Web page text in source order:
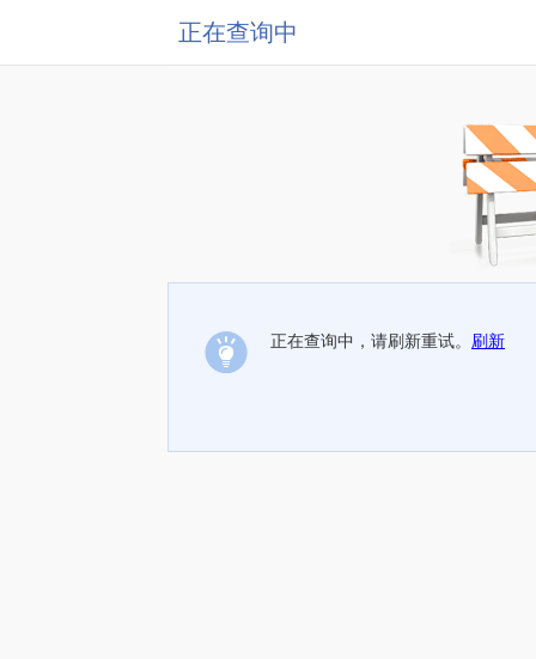
正在查询中
正在查询中，请刷新重试。 刷新